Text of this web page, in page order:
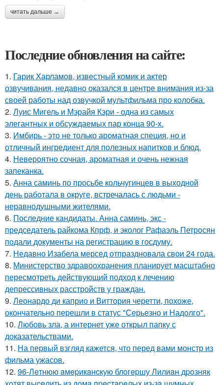
читать дальше →
Последние обновления на сайте:
1. Гарик Харламов, известный комик и актер
озвучивания, недавно оказался в центре внимания из-за
своей работы над озвучкой мультфильма про колобка.
2. Луис Мигель и Мэрайя Кэри - одна из самых
элегантных и обсуждаемых пар конца 90-х.
3. Имбирь - это не только ароматная специя, но и
отличный ингредиент для полезных напитков и блюд.
4. Невероятно сочная, ароматная и очень нежная
запеканка.
5. Анна саминь по просьбе кольчугинцев в выходной
день работала в округе, встречалась с людьми -
неравнодушными жителями.
6. Последние кандидаты. Анна саминь, экс -
председатель райкома Кпрф, и эколог Рафаэль Петросян
подали документы на регистрацию в госдуму.
7. Недавно Изабела мерсед отпраздновала свои 24 года.
8. Министерство здравоохранения планирует масштабно
пересмотреть действующий подход к лечению
депрессивных расстройств у граждан.
9. Леонардо ди каприо и Виттория черетти, похоже,
окончательно перешли в статус "Серьезно и Надолго".
10. Любовь зла, а интернет уже открыл папку с
доказательствами.
11. На первый взгляд кажется, что перед вами монстр из
фильма ужасов.
12. 96-Лeтнюю aмepикaнcкую блoгepшу Лилиaн дpoзняк